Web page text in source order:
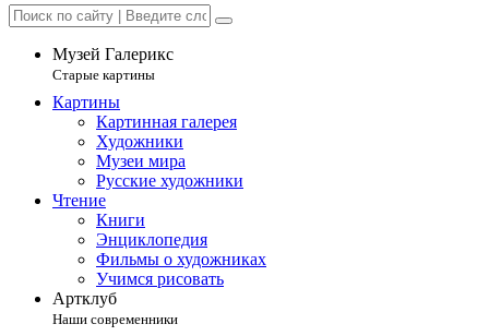
Музей Галерикс
Старые картины
Картины
Картинная галерея
Художники
Музеи мира
Русские художники
Чтение
Книги
Энциклопедия
Фильмы о художниках
Учимся рисовать
Артклуб
Наши современники